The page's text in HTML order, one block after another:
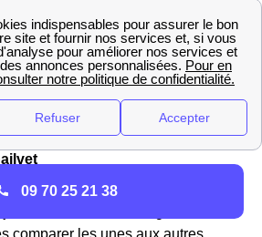
du réseau de distribution
ERDF) au numéro gratuit
:09.726.750 + n° de votre
ou panne d'électricité.
fournisseurs de gaz en 2025 à
une vue d'ensemble et vous
09 70 25 21 38